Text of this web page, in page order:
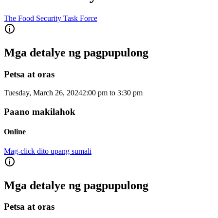
The Food Security Task Force
Mga detalye ng pagpupulong
Petsa at oras
Tuesday, March 26, 20242:00 pm to 3:30 pm
Paano makilahok
Online
Mag-click dito upang sumali
Mga detalye ng pagpupulong
Petsa at oras